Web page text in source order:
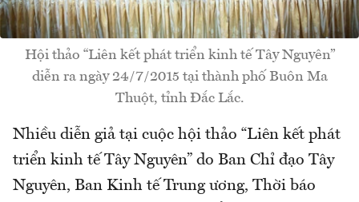
Hội thảo “Liên kết phát triển kinh tế Tây Nguyên”
diễn ra ngày 24/7/2015 tại thành phố Buôn Ma
Thuột, tỉnh Đắc Lắc.
Nhiều diễn giả tại cuộc hội thảo “Liên kết phát
triển kinh tế Tây Nguyên” do Ban Chỉ đạo Tây
Nguyên, Ban Kinh tế Trung ương, Thời báo